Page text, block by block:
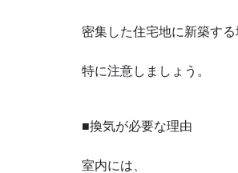
密集した住宅地に新築する
特に注意しましょう。
■換気が必要な理由
室内には、